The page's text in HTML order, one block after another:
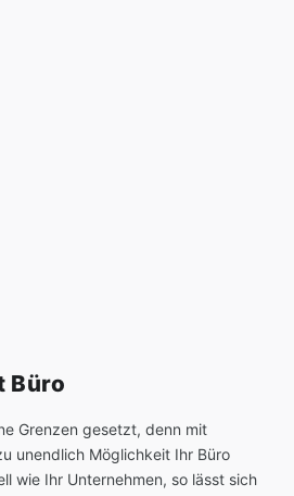
Büro
Grenzen gesetzt, denn mit
unendlich Möglichkeit Ihr Büro
wie Ihr Unternehmen, so lässt sich